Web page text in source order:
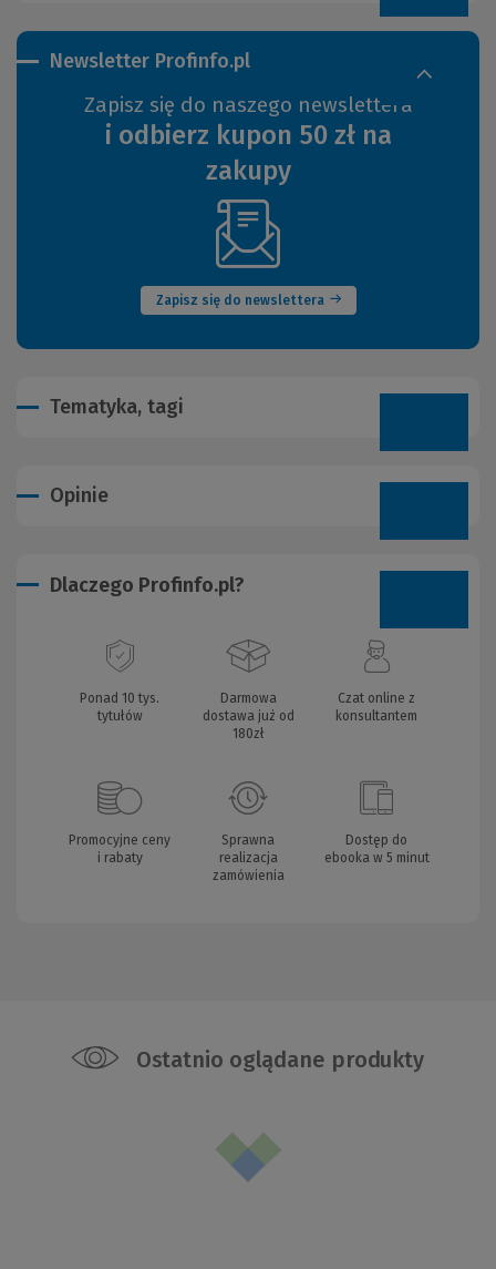
Newsletter Profinfo.pl
Zapisz się do naszego newslettera
i odbierz kupon 50 zł na
zakupy
Zapisz się do newslettera
(Nowe
okno)
Tematyka, tagi
Opinie
Dlaczego Profinfo.pl?
Ponad 10 tys.
tytułów
Darmowa
dostawa już od
180zł
Czat online z
konsultantem
Promocyjne ceny
i rabaty
Sprawna
realizacja
zamówienia
Dostęp do
ebooka w 5 minut
Ostatnio oglądane produkty